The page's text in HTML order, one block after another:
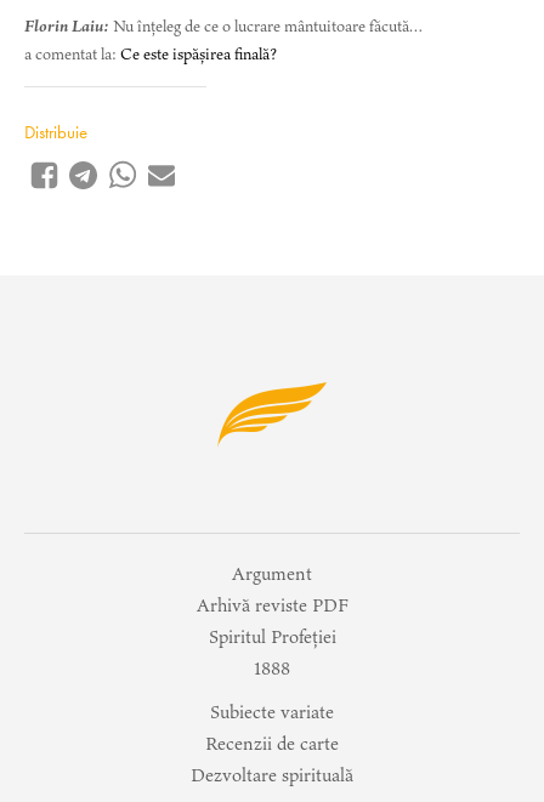
Florin Laiu: Nu înțeleg de ce o lucrare mântuitoare făcută…
a comentat la: Ce este ispășirea finală?
Distribuie
Argument
Arhivă reviste PDF
Spiritul Profeției
1888
Subiecte variate
Recenzii de carte
Dezvoltare spirituală